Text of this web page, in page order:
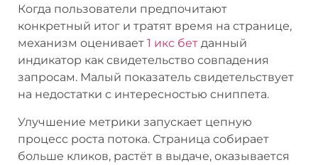
Когда пользователи предпочитают
конкретный итог и тратят время на странице,
механизм оценивает 1 икс бет данный
индикатор как свидетельство совпадения
запросам. Малый показатель свидетельствует
на недостатки с интересностью сниппета.
Улучшение метрики запускает цепную
процесс роста потока. Страница собирает
больше кликов, растёт в выдаче, оказывается